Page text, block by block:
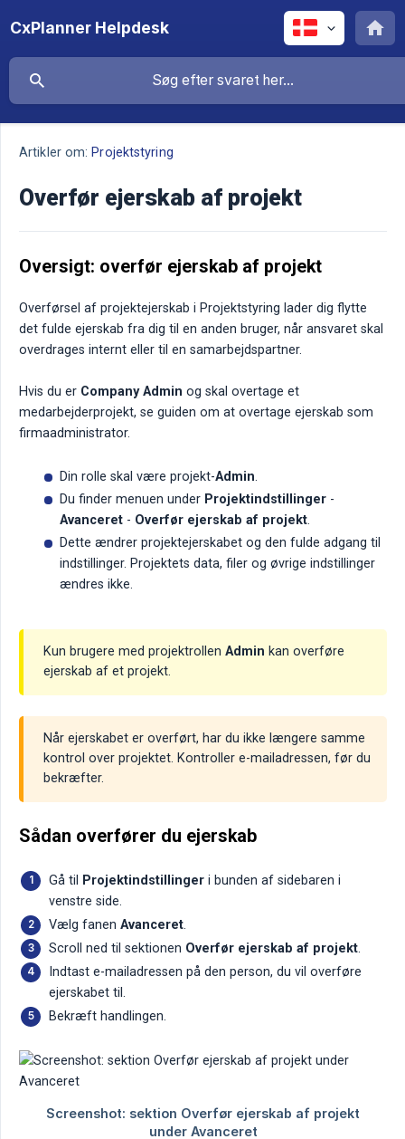
CxPlanner Helpdesk
Artikler om: Projektstyring
Overfør ejerskab af projekt
Oversigt: overfør ejerskab af projekt
Overførsel af projektejerskab i Projektstyring lader dig flytte
det fulde ejerskab fra dig til en anden bruger, når ansvaret skal
overdrages internt eller til en samarbejdspartner.
Hvis du er Company Admin og skal overtage et
medarbejderprojekt, se guiden om at overtage ejerskab som
firmaadministrator.
Din rolle skal være projekt-Admin.
Du finder menuen under Projektindstillinger -
Avanceret - Overfør ejerskab af projekt.
Dette ændrer projektejerskabet og den fulde adgang til
indstillinger. Projektets data, filer og øvrige indstillinger
ændres ikke.
Kun brugere med projektrollen Admin kan overføre
ejerskab af et projekt.
Når ejerskabet er overført, har du ikke længere samme
kontrol over projektet. Kontroller e-mailadressen, før du
bekræfter.
Sådan overfører du ejerskab
Gå til Projektindstillinger i bunden af sidebaren i
venstre side.
Vælg fanen Avanceret.
Scroll ned til sektionen Overfør ejerskab af projekt.
Indtast e-mailadressen på den person, du vil overføre
ejerskabet til.
Bekræft handlingen.